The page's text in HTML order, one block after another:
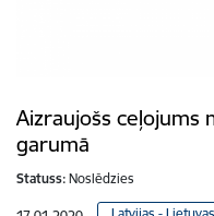
Aizraujošs ceļojums
garumā
Statuss: Noslēdzies